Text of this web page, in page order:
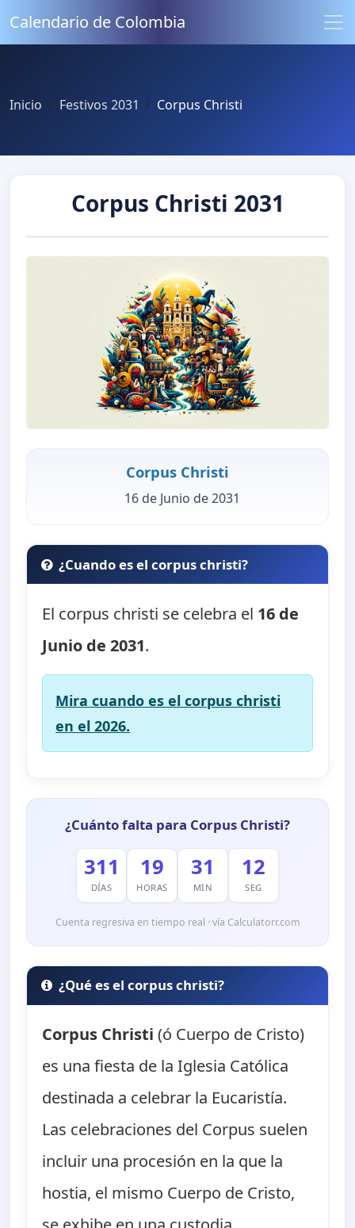
Calendario de Colombia
Inicio Festivos 2031 Corpus Christi
Corpus Christi 2031
Corpus Christi
16 de Junio de 2031
¿Cuando es el corpus christi?
El corpus christi se celebra el 16 de
Junio de 2031.
Mira cuando es el corpus christi
en el 2026.
¿Cuánto falta para Corpus Christi?
311
DÍAS
19
HORAS
31
MIN
11
SEG
Cuenta regresiva en tiempo real · vía Calculatorr.com
¿Qué es el corpus christi?
Corpus Christi (ó Cuerpo de Cristo)
es una fiesta de la Iglesia Católica
destinada a celebrar la Eucaristía.
Las celebraciones del Corpus suelen
incluir una procesión en la que la
hostia, el mismo Cuerpo de Cristo,